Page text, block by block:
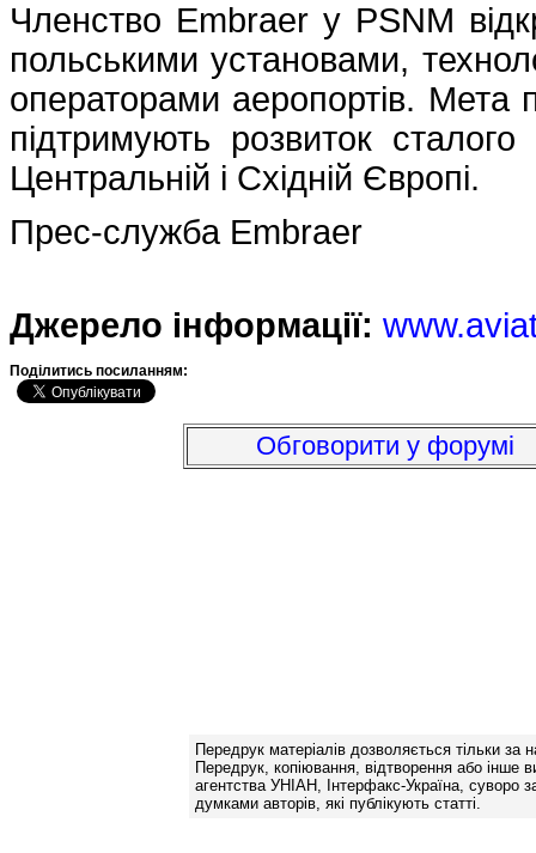
Членство Embraer у PSNM
польськими установами,
операторами аеропортів. Мета
підтримують розвиток
Центральній і Східній Європі.
Прес-служба Embraer
Джерело інформації:
Подiлитись посиланням:
Обговорити у форумі
Передрук матеріалів дозволяється тільки за
Передрук, копіювання, відтворення або інше
агентства УНІАН, Інтерфакс-Україна, суворо
думками авторів, які публікують статті.